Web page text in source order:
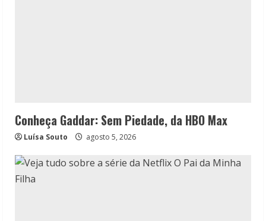
Conheça Gaddar: Sem Piedade, da HBO Max
Luísa Souto agosto 5, 2026